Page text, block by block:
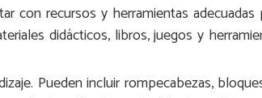
con recursos y herramientas adecuadas
didácticos, libros, juegos y
Pueden incluir rompecabezas,